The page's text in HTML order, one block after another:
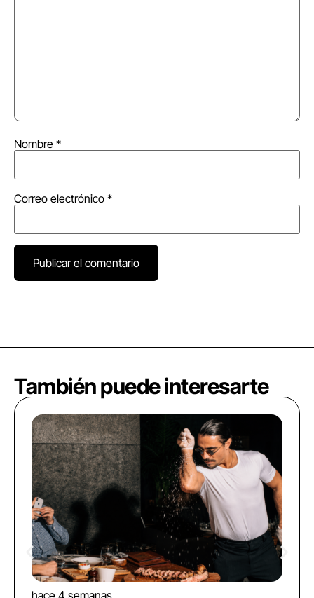
Nombre *
Correo electrónico *
También puede interesarte
hace 4 semanas